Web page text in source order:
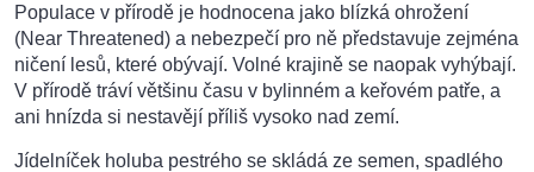
Populace v přírodě je hodnocena jako blízká ohrožení
(Near Threatened) a nebezpečí pro ně představuje zejména
ničení lesů, které obývají. Volné krajině se naopak vyhýbají.
V přírodě tráví většinu času v bylinném a keřovém patře, a
ani hnízda si nestavějí příliš vysoko nad zemí.
Jídelníček holuba pestrého se skládá ze semen, spadlého